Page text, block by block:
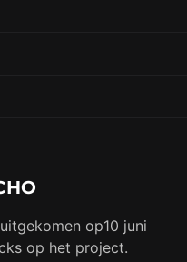
op10 juni
op het project.